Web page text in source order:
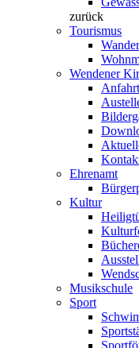
zurück
Tourismus
Wendener
Ehrenamt
Kultur
Musikschule
Sport